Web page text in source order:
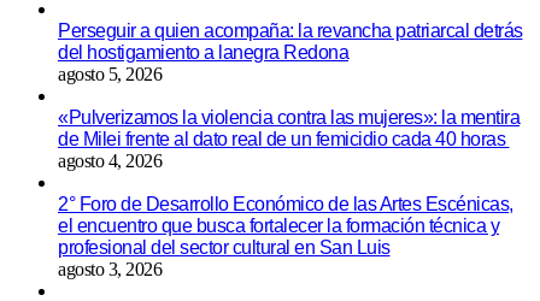
Perseguir a quien acompaña: la revancha patriarcal detrás
del hostigamiento a lanegra Redona
agosto 5, 2026
«Pulverizamos la violencia contra las mujeres»: la mentira
de Milei frente al dato real de un femicidio cada 40 horas
agosto 4, 2026
2° Foro de Desarrollo Económico de las Artes Escénicas,
el encuentro que busca fortalecer la formación técnica y
profesional del sector cultural en San Luis
agosto 3, 2026